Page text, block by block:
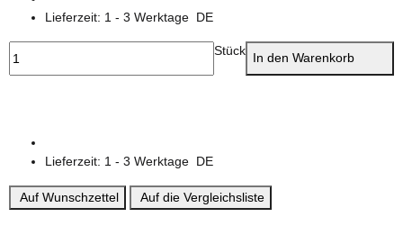
Lieferzeit: 1 - 3 Werktage DE
Stück In den Warenkorb
Lieferzeit: 1 - 3 Werktage DE
Auf Wunschzettel Auf die Vergleichsliste